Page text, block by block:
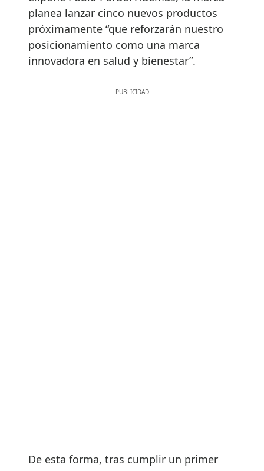
planea lanzar cinco nuevos productos
próximamente “que reforzarán nuestro
posicionamiento como una marca
innovadora en salud y bienestar”.
De esta forma, tras cumplir un primer